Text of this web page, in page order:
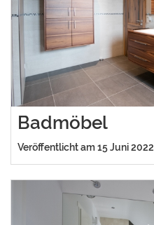
Badmöbel
Veröffentlicht am 15 Juni 2022